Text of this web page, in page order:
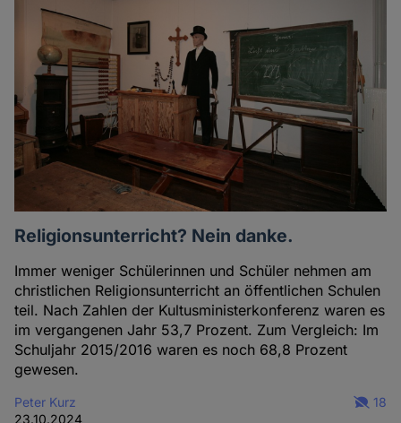
Religionsunterricht? Nein danke.
Immer weniger Schülerinnen und Schüler nehmen am
christlichen Religionsunterricht an öffentlichen Schulen
teil. Nach Zahlen der Kultusministerkonferenz waren es
im vergangenen Jahr 53,7 Prozent. Zum Vergleich: Im
Schuljahr 2015/2016 waren es noch 68,8 Prozent
gewesen.
Peter Kurz
23.10.2024
18